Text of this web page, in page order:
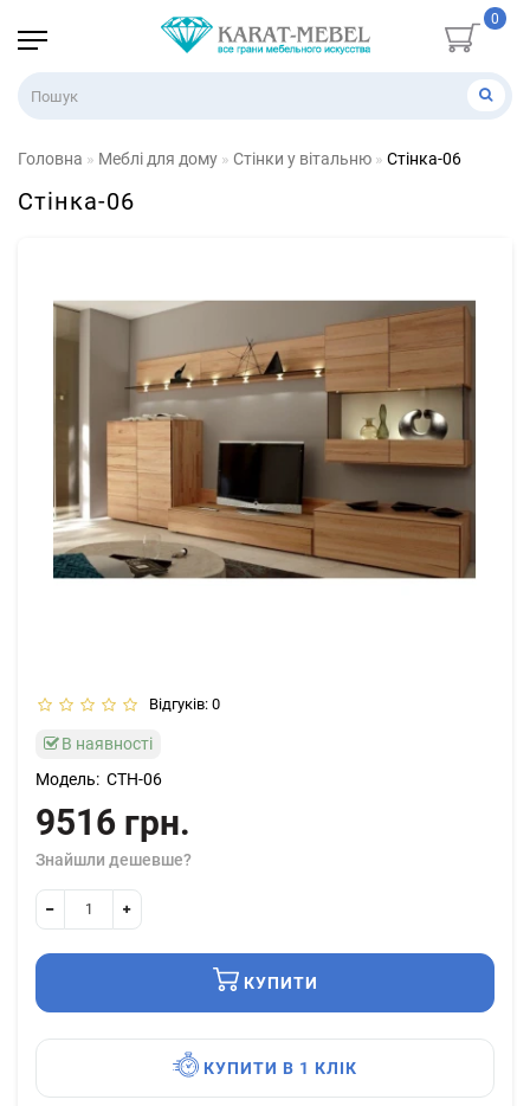
0
Головна Меблі для дому Стінки у вітальню Стінка-06
Стінка-06
Відгуків: 0
В наявності
Модель: СТН-06
9516 грн.
Знайшли дешевше?
КУПИТИ
КУПИТИ В 1 КЛІК